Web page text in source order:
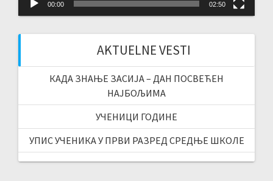
00:00 02:50
AKTUELNE VESTI
КАДА ЗНАЊЕ ЗАСИЈА – ДАН ПОСВЕЋЕН
НАЈБОЉИМА
УЧЕНИЦИ ГОДИНЕ
УПИС УЧЕНИКА У ПРВИ РАЗРЕД СРЕДЊЕ ШКОЛЕ